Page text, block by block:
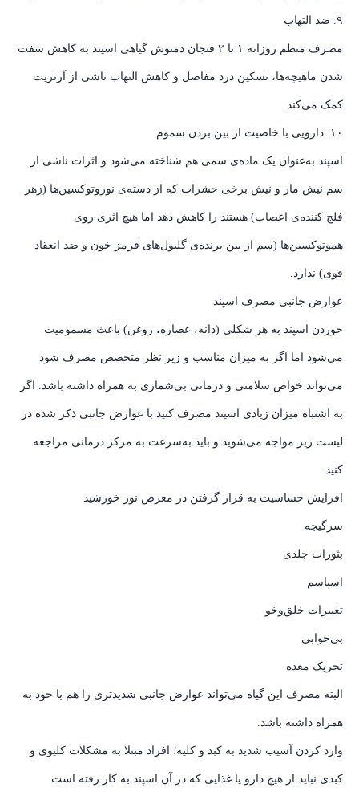
۹. ضد التهاب
مصرف منظم روزانه ۱ تا ۲ فنجان دمنوش گیاهی اسپند به کاهش سفت
شدن ماهیچه‌ها، تسکین درد مفاصل و کاهش التهاب ناشی از آرتریت
کمک می‌کند.
۱۰. دارویی با خاصیت از بین بردن سموم
اسپند به‌عنوان یک ماده‌ی سمی هم شناخته می‌شود و اثرات ناشی از
سم نیش مار و نیش برخی حشرات که از دسته‌ی نوروتوکسین‌ها (زهر
فلج کننده‌ی اعصاب) هستند را کاهش دهد اما هیچ اثری روی
هموتوکسین‌ها (سم از بین برنده‌ی گلبول‌های قرمز خون و ضد انعقاد
قوی) ندارد.
عوارض جانبی مصرف اسپند
خوردن اسپند به هر شکلی (دانه، عصاره، روغن) باعث مسمومیت
می‌شود اما اگر به میزان مناسب و زیر نظر متخصص مصرف شود
می‌تواند خواص سلامتی و درمانی بی‌شماری به همراه داشته باشد. اگر
به اشتباه میزان زیادی اسپند مصرف کنید با عوارض جانبی ذکر شده در
لیست زیر مواجه می‌شوید و باید به‌سرعت به مرکز درمانی مراجعه
کنید.
افزایش حساسیت به قرار گرفتن در معرض نور خورشید
سرگیجه
بثورات جلدی
اسپاسم
تغییرات خلق‌وخو
بی‌خوابی
تحریک معده
البته مصرف این گیاه می‌تواند عوارض جانبی شدیدتری را هم با خود به
همراه داشته باشد.
وارد کردن آسیب شدید به کبد و کلیه؛ افراد مبتلا به مشکلات کلیوی و
کبدی نباید از هیچ دارو یا غذایی که در آن اسپند به کار رفته است